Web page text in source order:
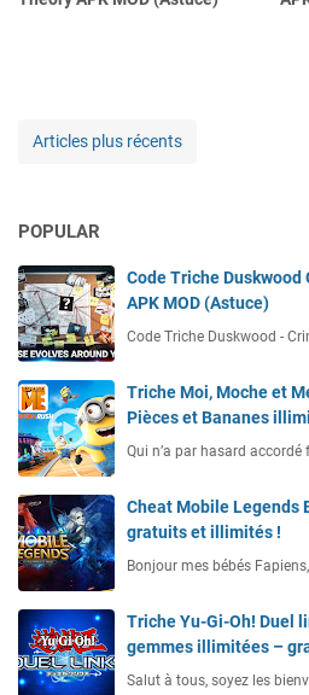
Articles plus récents
POPULAR
Code Triche
APK MOD (Astuce)
Code Triche Duskwood -
Triche Moi, Moche et
Pièces et Bananes
Qui n’a par hasard
Cheat Mobile Legends
gratuits et illimités !
Bonjour mes bébés
Triche Yu-Gi-Oh! Duel
gemmes illimitées –
Salut à tous, soyez les